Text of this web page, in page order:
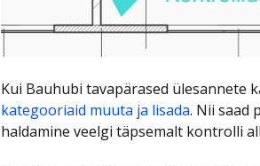
Kui Bauhubi tavapärased ülesannete
kategooriaid muuta ja lisada. Nii saad
haldamine veelgi täpsemalt kontrolli